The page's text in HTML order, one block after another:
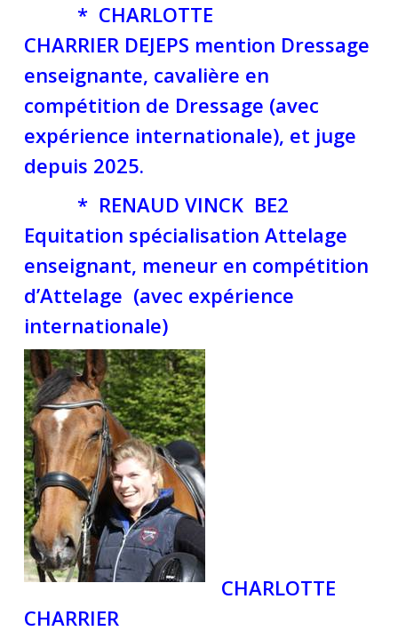
* CHARLOTTE
CHARRIER DEJEPS mention Dressage
enseignante, cavalière en
compétition de Dressage (avec
expérience internationale), et juge
depuis 2025.
* RENAUD VINCK BE2
Equitation spécialisation Attelage
enseignant, meneur en compétition
d’Attelage (avec expérience
internationale)
CHARLOTTE
CHARRIER